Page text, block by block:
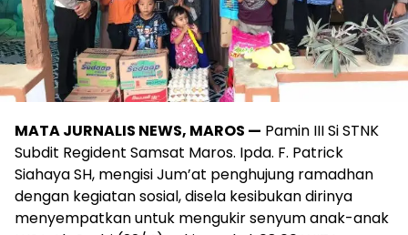
MATA JURNALIS NEWS, MAROS — Pamin III Si STNK
Subdit Regident Samsat Maros. Ipda. F. Patrick
Siahaya SH, mengisi Jum’at penghujung ramadhan
dengan kegiatan sosial, disela kesibukan dirinya
menyempatkan untuk mengukir senyum anak-anak